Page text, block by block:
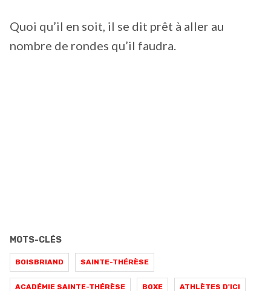
Quoi qu’il en soit, il se dit prêt à aller au
nombre de rondes qu’il faudra.
MOTS-CLÉS
BOISBRIAND SAINTE-THÉRÈSE
ACADÉMIE SAINTE-THÉRÈSE BOXE ATHLÈTES D'ICI